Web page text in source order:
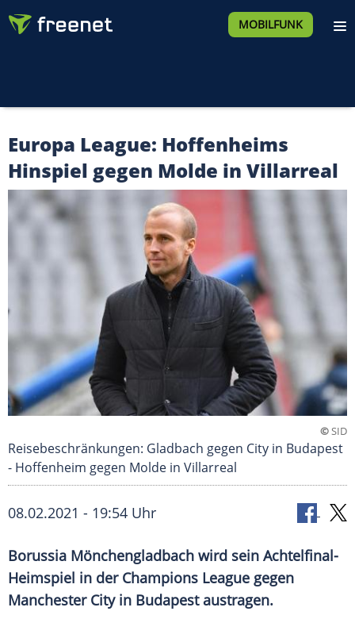
MOBILFUNK
Europa League: Hoffenheims
Hinspiel gegen Molde in Villarreal
©SID
Reisebeschränkungen: Gladbach gegen City in Budapest
- Hoffenheim gegen Molde in Villarreal
08.02.2021 - 19:54 Uhr
Borussia Mönchengladbach wird sein Achtelfinal-
Heimspiel in der Champions League gegen
Manchester Cityin Budapestaustragen.